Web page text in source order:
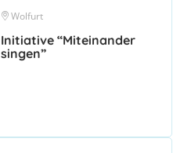
Wolfurt
Initiative “Miteinander
singen”